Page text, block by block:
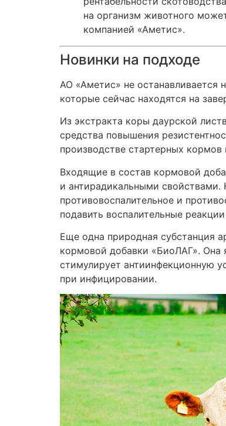
на организм животного
компанией «Аметис».
Новинки на подходе
АО «Аметис» не останавливается
которые сейчас находятся на
Из экстракта коры даурской
средства повышения
производстве стартерных кормов
Входящие в состав кормовой
и антирадикальными свойствами.
противовоспалительное и
подавить воспалительные
Еще одна природная субстанция
кормовой добавки «БиоЛАГ». Она
стимулирует антиинфекционную
при инфицировании.